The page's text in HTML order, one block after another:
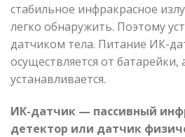
стабильное инфракрасное
легко обнаружить. Поэтому
датчиком тела. Питание ИК-
осуществляется от батарейки,
устанавливается.
ИК-датчик — пассивный
детектор или датчик